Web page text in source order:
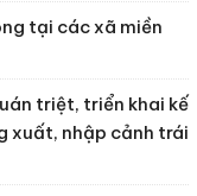
tại các xã miền
triệt, triển khai kế
xuất, nhập cảnh trái